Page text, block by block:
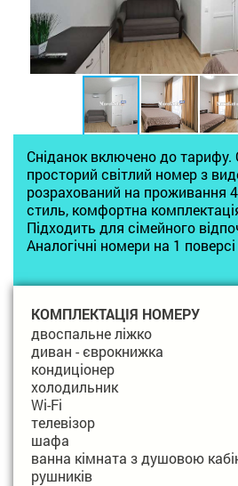
Сніданок включено до тарифу.
просторий світлий номер з
розрахований на проживання
стиль, комфортна
Підходить для сімейного
Аналогічні номери на 1
КОМПЛЕКТАЦІЯ НОМЕРУ
двоспальне ліжко
диван - єврокнижка
кондиціонер
холодильник
Wi-Fi
телевізор
шафа
ванна кімната з душовою
рушників